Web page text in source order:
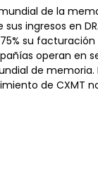
de la
sus ingresos en
su
operan en
de memoria.
de CXMT